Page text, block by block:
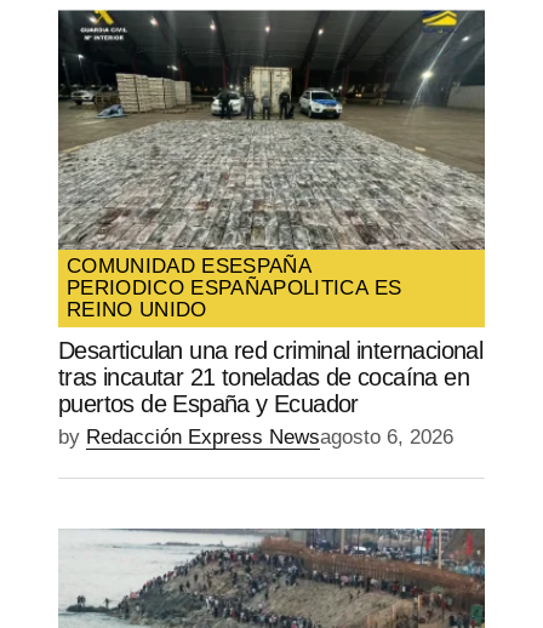
COMUNIDAD ESESPAÑA
PERIODICO ESPAÑAPOLITICA ES
REINO UNIDO
Desarticulan una red criminal internacional
tras incautar 21 toneladas de cocaína en
puertos de España y Ecuador
by Redacción Express Newsagosto 6, 2026